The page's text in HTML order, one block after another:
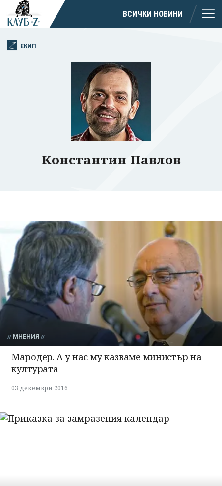
ВСИЧКИ НОВИНИ
ЕКИП
Константин Павлов
МНЕНИЯ
Мародер. А у нас му казваме министър на
културата
03 декември 2016